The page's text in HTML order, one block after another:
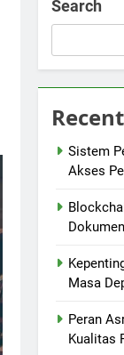
Search
Sistem
Akses
Masa
Peran
Kualitas